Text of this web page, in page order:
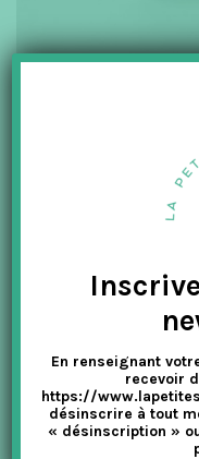
En renseignant
recevoir
https://
désinscrire à tout
« désinscription »